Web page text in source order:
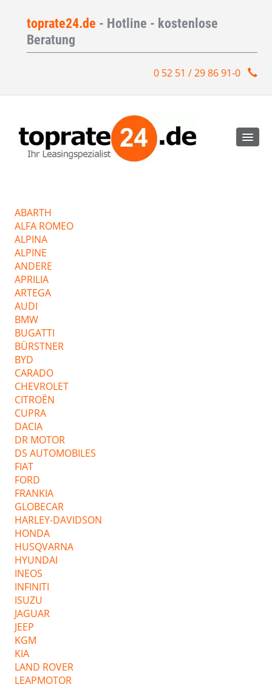
toprate24.de - Hotline - kostenlose
Beratung
0 52 51 / 29 86 91-0
ABARTH
ALFA ROMEO
ALPINA
ALPINE
ANDERE
APRILIA
ARTEGA
AUDI
BMW
BUGATTI
BÜRSTNER
BYD
CARADO
CHEVROLET
CITROËN
CUPRA
DACIA
DR MOTOR
DS AUTOMOBILES
FIAT
FORD
FRANKIA
GLOBECAR
HARLEY-DAVIDSON
HONDA
HUSQVARNA
HYUNDAI
INEOS
INFINITI
ISUZU
JAGUAR
JEEP
KGM
KIA
LAND ROVER
LEAPMOTOR